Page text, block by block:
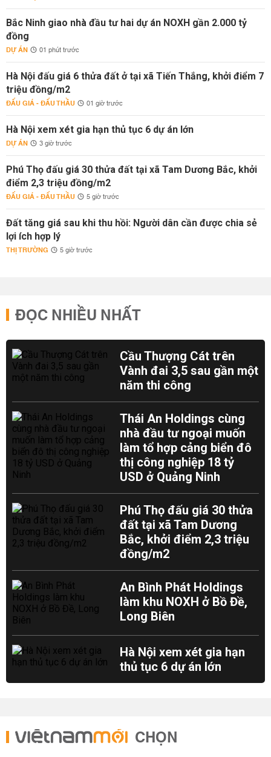
Bắc Ninh giao nhà đầu tư hai dự án NOXH gần 2.000 tỷ
đồng
DỰ ÁN 01 phút trước
Hà Nội đấu giá 6 thửa đất ở tại xã Tiến Thắng, khởi điểm 7
triệu đồng/m2
ĐẤU GIÁ - ĐẤU THẦU 01 giờ trước
Hà Nội xem xét gia hạn thủ tục 6 dự án lớn
DỰ ÁN 3 giờ trước
Phú Thọ đấu giá 30 thửa đất tại xã Tam Dương Bắc, khởi
điểm 2,3 triệu đồng/m2
ĐẤU GIÁ - ĐẤU THẦU 5 giờ trước
Đất tăng giá sau khi thu hồi: Người dân cần được chia sẻ
lợi ích hợp lý
THỊ TRƯỜNG 5 giờ trước
ĐỌC NHIỀU NHẤT
Cầu Thượng Cát trên
Vành đai 3,5 sau gần một
năm thi công
Thái An Holdings cùng
nhà đầu tư ngoại muốn
làm tổ hợp cảng biển đô
thị công nghiệp 18 tỷ
USD ở Quảng Ninh
Phú Thọ đấu giá 30 thửa
đất tại xã Tam Dương
Bắc, khởi điểm 2,3 triệu
đồng/m2
An Bình Phát Holdings
làm khu NOXH ở Bồ Đề,
Long Biên
Hà Nội xem xét gia hạn
thủ tục 6 dự án lớn
CHỌN